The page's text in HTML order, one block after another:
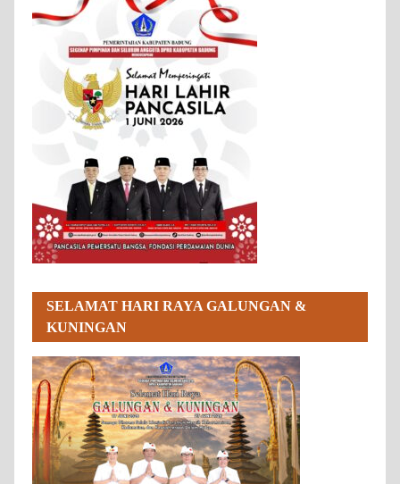
SELAMAT HARI RAYA GALUNGAN &
KUNINGAN